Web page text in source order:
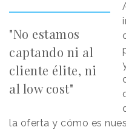
"No estamos
captando ni al
cliente élite, ni
al low cost"
la oferta y cómo es